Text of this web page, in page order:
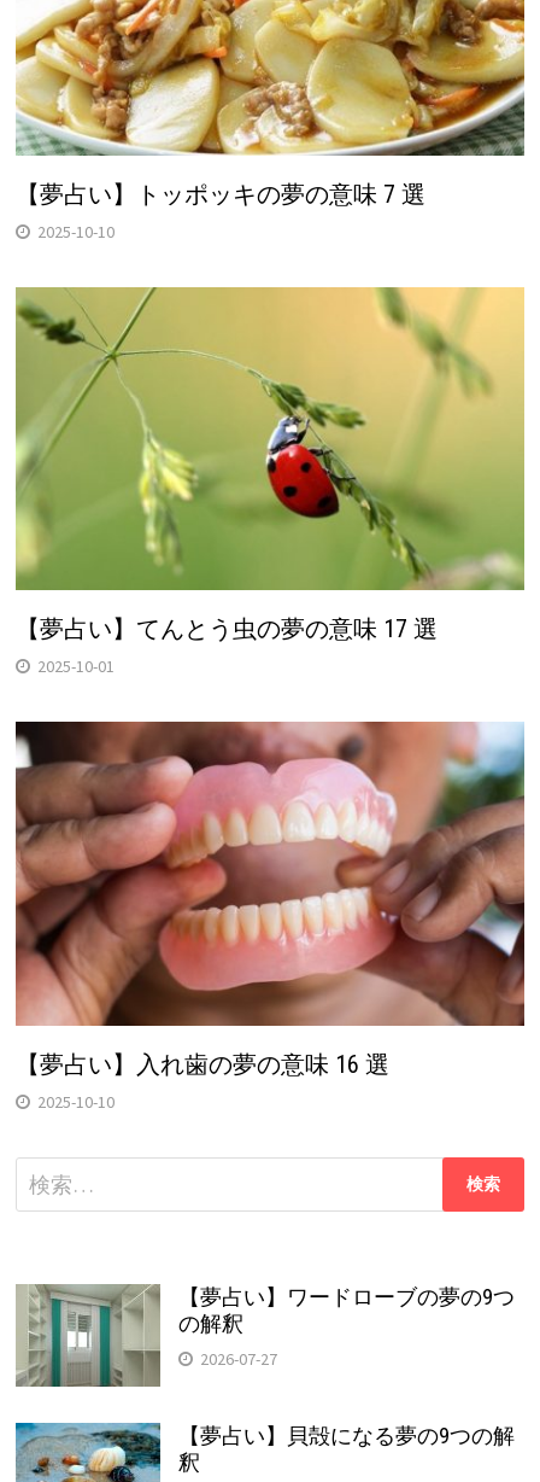
【夢占い】トッポッキの夢の意味 7 選
2025-10-10
【夢占い】てんとう虫の夢の意味 17 選
2025-10-01
【夢占い】入れ歯の夢の意味 16 選
2025-10-10
検
索:
【夢占い】ワードローブの夢の9つ
の解釈
2026-07-27
【夢占い】貝殻になる夢の9つの解
釈